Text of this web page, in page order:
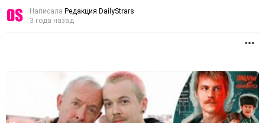
Написала Редакция DailyStrars
3 года назад